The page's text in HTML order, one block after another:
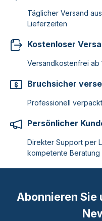
Täglicher Versand
Lieferzeiten
Kostenloser
Versandkostenfrei ab
Bruchsicher
Professionell
Persönlicher
Direkter Support per
kompetente
Abonnieren Sie